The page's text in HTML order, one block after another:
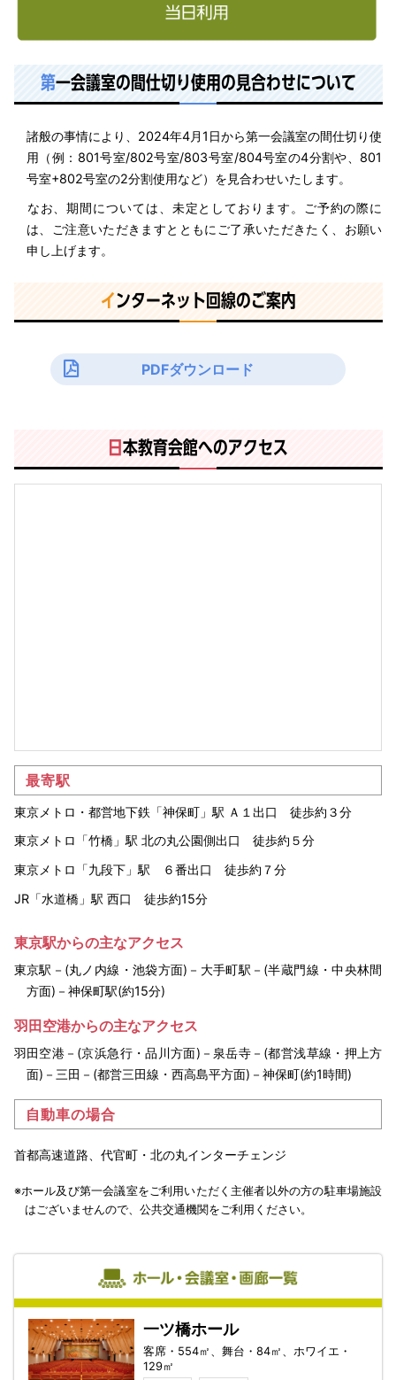
第一会議室の間仕切り使用の見合わせについて
諸般の事情により、2024年4月1日から第一会議室の間仕切り使
用（例：801号室/802号室/803号室/804号室の4分割や、801
号室+802号室の2分割使用など）を見合わせいたします。
なお、期間については、未定としております。ご予約の際に
は、ご注意いただきますとともにご了承いただきたく、お願い
申し上げます。
インターネット回線のご案内
PDFダウンロード
日本教育会館へのアクセス
最寄駅
東京メトロ・都営地下鉄「神保町」駅 Ａ１出口 徒歩約３分
東京メトロ「竹橋」駅 北の丸公園側出口 徒歩約５分
東京メトロ「九段下」駅 ６番出口 徒歩約７分
JR「水道橋」駅 西口 徒歩約15分
東京駅からの主なアクセス
東京駅－(丸ノ内線・池袋方面)－大手町駅－(半蔵門線・中央林間
方面)－神保町駅(約15分)
羽田空港からの主なアクセス
羽田空港－(京浜急行・品川方面)－泉岳寺－(都営浅草線・押上方
面)－三田－(都営三田線・西高島平方面)－神保町(約1時間)
自動車の場合
首都高速道路、代官町・北の丸インターチェンジ
※ホール及び第一会議室をご利用いただく主催者以外の方の駐車場施設
はございませんので、公共交通機関をご利用ください。
一ツ橋ホール
客席・554㎡、舞台・84㎡、ホワイエ・
129㎡